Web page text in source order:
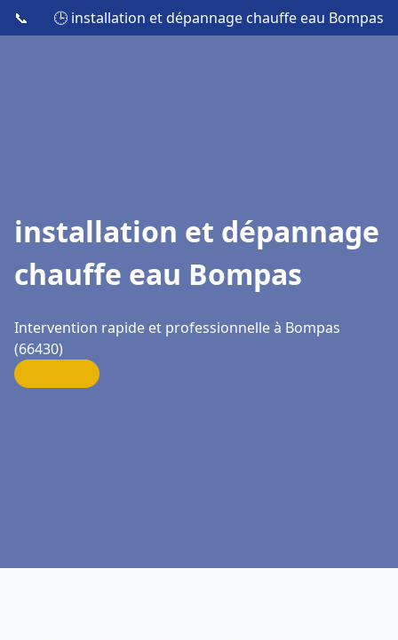
📞 🕒 installation et dépannage chauffe eau Bompas
installation et dépannage
chauffe eau Bompas
Intervention rapide et professionnelle à Bompas
(66430)